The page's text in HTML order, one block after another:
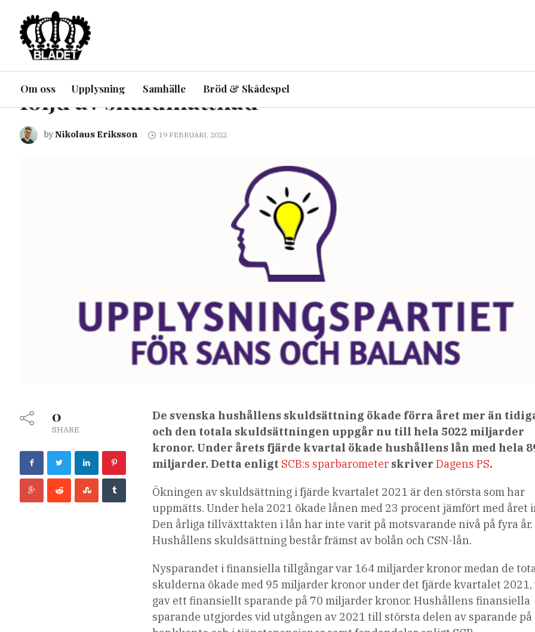
Om oss Upplysning Samhälle Bröd & Skådespel
EKONOMI INRIKES
Rekordhög skuldsättning – priserna stiger till
följd av skuldmättnad
byNikolaus Eriksson 19 FEBRUARI, 2022
0
SHARE
De svenska hushållens skuldsättning ökade förra året mer än
och den totala skuldsättningen uppgår nu till hela 5022 miljarder
kronor. Under årets fjärde kvartal ökade hushållens lån med hela
miljarder. Detta enligt SCB:s sparbarometer skriverDagens PS.
Ökningen av skuldsättning i fjärde kvartalet 2021 är den största som har
uppmätts. Under hela 2021 ökade lånen med 23 procent jämfört med året
Den årliga tillväxttakten i lån har inte varit på motsvarande nivå på fyra år.
Hushållens skuldsättning består främst av bolån och CSN-lån.
Nysparandet i finansiella tillgångar var 164 miljarder kronor medan de
skulderna ökade med 95 miljarder kronor under det fjärde kvartalet
gav ett finansiellt sparande på 70 miljarder kronor. Hushållens finansiella
sparande utgjordes vid utgången av 2021 till största delen av sparande på